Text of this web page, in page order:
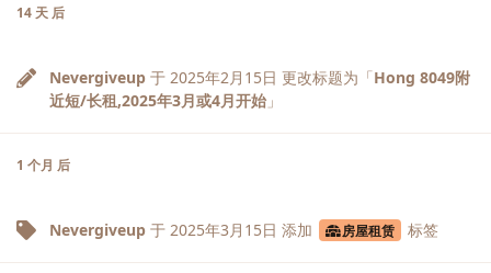
14 天 后
Nevergiveup 于 2025年2月15日 更改标题为「Hong 8049附
近短/长租,2025年3月或4月开始 」
1 个月 后
Nevergiveup 于 2025年3月15日 添加 房屋租赁 标签